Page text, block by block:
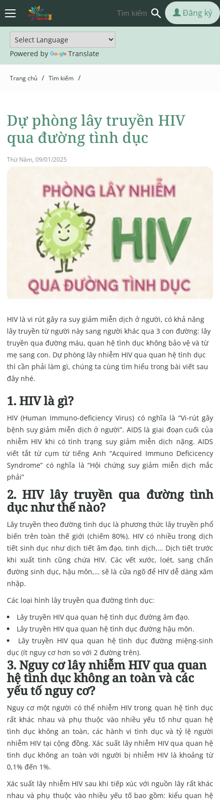
Powered by Translate
Đăng ký
Trang chủ / Tìm kiếm /
Dự phòng lây truyền HIV
qua đường tình dục
Thứ Năm, 09/01/2025
HIV là vi rút gây ra suy giảm miễn dịch ở người, có khả năng
lây truyền từ người này sang người khác qua 3 con đường: lây
truyền qua đường máu, quan hệ tình dục không bảo vệ và từ
mẹ sang con. Dự phòng lây nhiễm HIV qua quan hệ tình dục
thì cần phải làm gì, chúng ta cùng tìm hiểu trong bài viết sau
đây nhé.
1. HIV là gì?
HIV (Human Immuno-deficiency Virus) có nghĩa là “Vi-rút gây
bệnh suy giảm miễn dịch ở người”. AIDS là giai đoạn cuối của
nhiễm HIV khi có tình trạng suy giảm miễn dịch nặng. AIDS
viết tắt từ cụm từ tiếng Anh “Acquired Immuno Deficicency
Syndrome” có nghĩa là “Hội chứng suy giảm miễn dịch mắc
phải”
2. HIV lây truyền qua đườngtình
dụcnhư thế nào?
Lây truyền theo đường tình dục là phương thức lây truyền phổ
biến trên toàn thế giới (chiếm 80%). HIV có nhiều trong dịch
tiết sinh dục như dịch tiết âm đạo, tinh dịch,… Dịch tiết trước
khi xuất tinh cũng chứa HIV. Các vết xước, loét, sang chấn
đường sinh dục, hậu môn,… sẽ là cửa ngõ để HIV dễ dàng xâm
nhập.
Các loại hình lây truyền qua đường tình dục:
Lây truyền HIV qua quan hệ tình dục đường âm đạo.
Lây truyền HIV qua quan hệ tình dục đường hậu môn.
Lây truyền HIV qua quan hệ tình dục đường miệng-sinh
dục (ít nguy cơ hơn so với 2 đường trên).
3. Nguy cơ lây nhiễm HIV qua quan
hệ tình dục không an toàn và các
yếu tố nguy cơ?
Nguy cơ một người có thể nhiễm HIV trong quan hệ tình dục
rất khác nhau và phụ thuộc vào nhiều yếu tố như quan hệ
tình dục không an toàn, các hành vi tình dục và tỷ lệ người
nhiễm HIV tại cộng đồng. Xác suất lây nhiễm HIV qua quan hệ
tình dục không an toàn với người bị nhiễm HIV là khoảng từ
0,1% đến 1%.
Xác suất lây nhiễm HIV sau khi tiếp xúc với nguồn lây rất khác
nhau và phụ thuộc vào nhiều yếu tố bao gồm: kiểu quan hệ